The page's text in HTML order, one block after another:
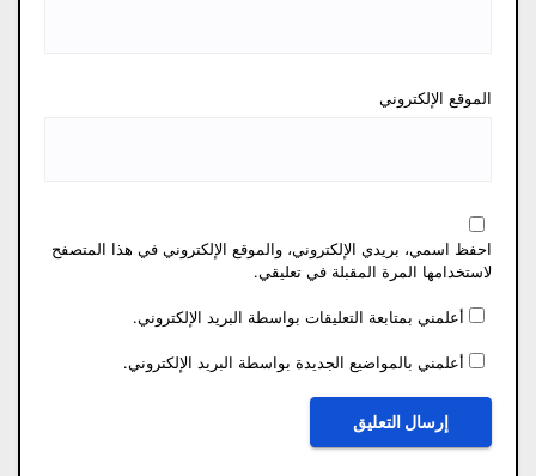
الموقع الإلكتروني
احفظ اسمي، بريدي الإلكتروني، والموقع الإلكتروني في هذا المتصفح
لاستخدامها المرة المقبلة في تعليقي.
أعلمني بمتابعة التعليقات بواسطة البريد الإلكتروني.
أعلمني بالمواضيع الجديدة بواسطة البريد الإلكتروني.